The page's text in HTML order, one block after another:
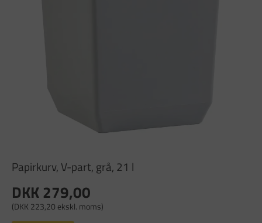
Papirkurv, V-part, grå, 21 l
DKK 279,00
(DKK 223,20 ekskl. moms)